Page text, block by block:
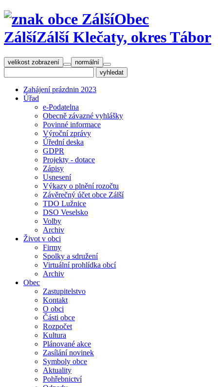
Obec
ZálšíZálší Klečaty, okres Tábor
velikost zobrazení normální
Zahájení prázdnin 2023
Úřad
e-Podatelna
Obecně závazné vyhlášky
Povinné informace
Výroční zprávy
Úřední deska
GDPR
Projekty - dotace
Zápisy
Usnesení
Výkazy o plnění rozočtu
Závěrečný účet obce Zálší
TDO Lužnice
DSO Veselsko
Volby
Archiv
Život v obci
Firmy
Spolky a sdružení
Virtuální prohlídka obcí
Archiv
Obec
Zastupitelstvo
Kontakt
O obci
Části obce
Rozpočet
Kultura
Plánované akce
Zasílání novinek
Symboly obce
Aktuality
Pohřebnictví